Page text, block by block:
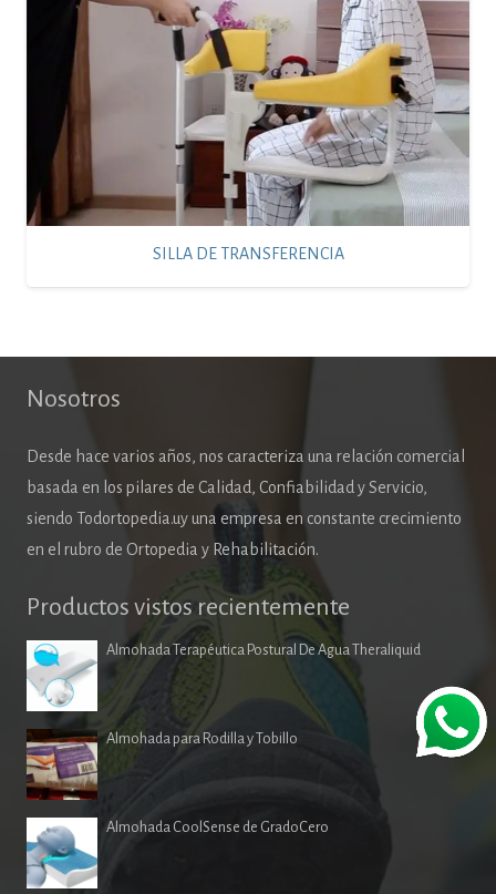
SILLA DE TRANSFERENCIA
Nosotros
Desde hace varios años, nos caracteriza una relación comercial
basada en los pilares de Calidad, Confiabilidad y Servicio,
siendo Todortopedia.uy una empresa en constante crecimiento
en el rubro de Ortopedia y Rehabilitación.
Productos vistos recientemente
Almohada Terapéutica Postural De Agua Theraliquid
Almohada para Rodilla y Tobillo
Almohada CoolSense de GradoCero